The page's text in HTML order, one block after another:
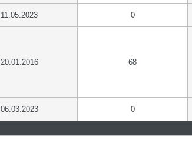
11.05.2023 0
20.01.2016 68
06.03.2023 0